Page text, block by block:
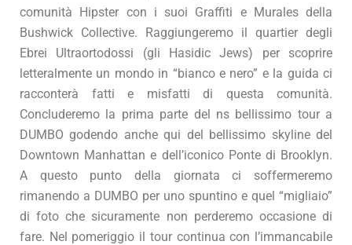
comunità Hipster con i suoi Graffiti e Murales della
Bushwick Collective. Raggiungeremo il quartier degli
Ebrei Ultraortodossi (gli Hasidic Jews) per scoprire
letteralmente un mondo in “bianco e nero” e la guida ci
racconterà fatti e misfatti di questa comunità.
Concluderemo la prima parte del ns bellissimo tour a
DUMBO godendo anche qui del bellissimo skyline del
Downtown Manhattan e dell’iconico Ponte di Brooklyn.
A questo punto della giornata ci soffermeremo
rimanendo a DUMBO per uno spuntino e quel “migliaio”
di foto che sicuramente non perderemo occasione di
fare. Nel pomeriggio il tour continua con l’immancabile